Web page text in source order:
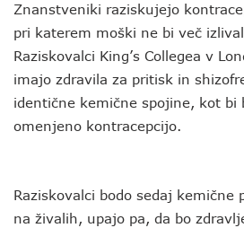
Znanstveniki raziskujejo
pri katerem moški ne bi več
Raziskovalci King’s Collegea v
imajo zdravila za pritisk in
identične kemične spojine, kot bi
omenjeno kontracepcijo.
Raziskovalci bodo sedaj kemične
na živalih, upajo pa, da bo